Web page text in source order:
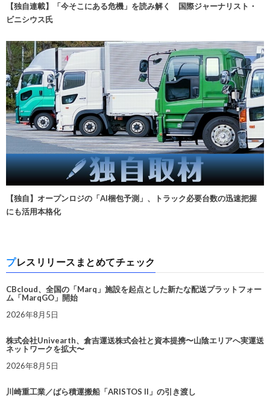
【独自連載】「今そこにある危機」を読み解く 国際ジャーナリスト・
ビニシウス氏
【独自】オープンロジの「AI梱包予測」、トラック必要台数の迅速把握
にも活用本格化
プレスリリースまとめてチェック
CBcloud、全国の「Marq」施設を起点とした新たな配送プラットフォー
ム「MarqGO」開始
2026年8月5日
株式会社Univearth、倉吉運送株式会社と資本提携〜山陰エリアへ実運送
ネットワークを拡大〜
2026年8月5日
川崎重工業／ばら積運搬船「ARISTOS II」の引き渡し